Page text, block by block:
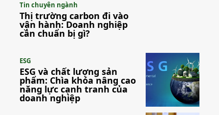
Tin chuyên ngành
Thị trường carbon đi vào
vận hành: Doanh nghiệp
cần chuẩn bị gì?
ESG
ESG và chất lượng sản
phẩm: Chìa khóa nâng cao
năng lực cạnh tranh của
doanh nghiệp